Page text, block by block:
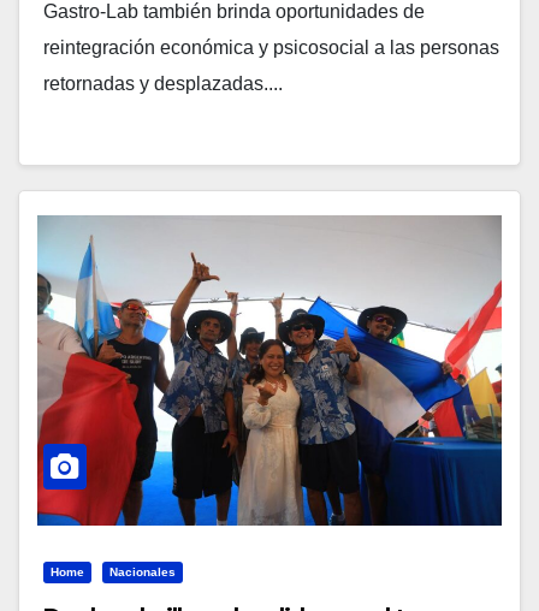
Gastro-Lab también brinda oportunidades de
reintegración económica y psicosocial a las personas
retornadas y desplazadas....
Home Nacionales